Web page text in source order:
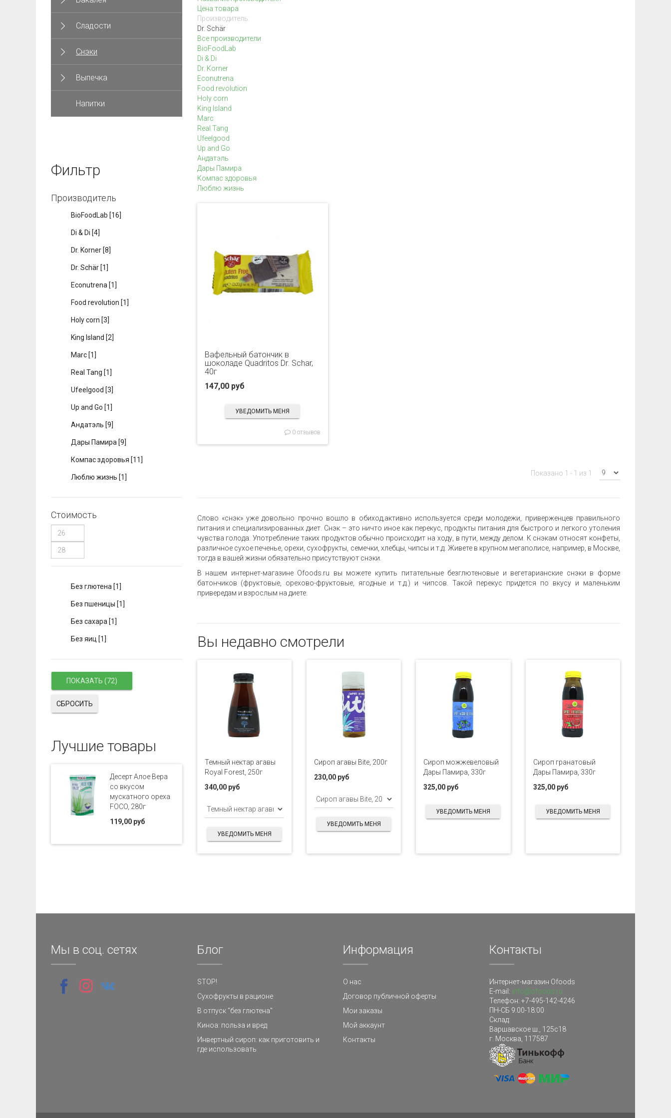
Цена товара
Производитель:
Dr. Schär
Все производители
BioFoodLab
Di & Di
Dr. Korner
Econutrena
Food revolution
Holy corn
King Island
Marc
Real Tang
Ufeelgood
Up and Go
Андатэль
Дары Памира
Компас здоровья
Люблю жизнь
Вафельный батончик в
шоколаде Quadritos Dr. Schar,
40г
147,00 руб
УВЕДОМИТЬ МЕНЯ
0 отзывов
Показано 1 - 1 из 1
Слово «снэк» уже довольно прочно вошло в обиход,активно используется среди молодежи, приверженцев правильного
питания и специализированных диет. Снэк – это ничто иное как перекус, продукты питания для быстрого и легкого утоления
чувства голода. Употребление таких продуктов обычно происходит на ходу, в пути, между делом. К снэкам относят конфеты,
различное сухое печенье, орехи, сухофрукты, семечки, хлебцы, чипсы и т.д. Живете в крупном мегаполисе, например, в Москве,
тогда в вашей жизни обязательно присутствуют снэки.
В нашем интернет-магазине Ofoods.ru вы можете купить питательные безглютеновые и вегетарианские снэки в форме
батончиков (фруктовые, орехово-фруктовые, ягодные и т.д.) и чипсов. Такой перекус придется по вкусу и маленьким
привередам и взрослым на диете.
Вы недавно смотрели
Темный нектар агавы
Royal Forest, 250г
340,00 руб
УВЕДОМИТЬ МЕНЯ
Сироп агавы Bite, 200г
230,00 руб
УВЕДОМИТЬ МЕНЯ
Сироп можжевеловый
Дары Памира, 330г
325,00 руб
УВЕДОМИТЬ МЕНЯ
Сироп гранатовый
Дары Памира, 330г
325,00 руб
УВЕДОМИТЬ МЕНЯ
Сладости
Снэки
Выпечка
Напитки
Фильтр
Производитель
BioFoodLab [16]
Di & Di [4]
Dr. Korner [8]
Dr. Schär [1]
Econutrena [1]
Food revolution [1]
Holy corn [3]
King Island [2]
Marc [1]
Real Tang [1]
Ufeelgood [3]
Up and Go [1]
Андатэль [9]
Дары Памира [9]
Компас здоровья [11]
Люблю жизнь [1]
Стоимость
Без глютена [1]
Без пшеницы [1]
Без сахара [1]
Без яиц [1]
СБРОСИТЬ
Лучшие товары
Десерт Алое Вера
со вкусом
мускатного ореха
FOCO, 280г
119,00 руб
Мы в соц. сетях Блог
STOP!
Сухофрукты в рационе
В отпуск "без глютена"
Киноа: польза и вред
Инвертный сироп: как приготовить и
где использовать
Информация
О нас
Договор публичной оферты
Мои заказы
Мой аккаунт
Контакты
Контакты
Интернет-магазин Ofoods
E-mail: info@ofoods.ru
Телефон: +7-495-142-4246
ПН-СБ 9:00-18:00
Склад:
Варшавское ш., 125с18
г. Москва 117587